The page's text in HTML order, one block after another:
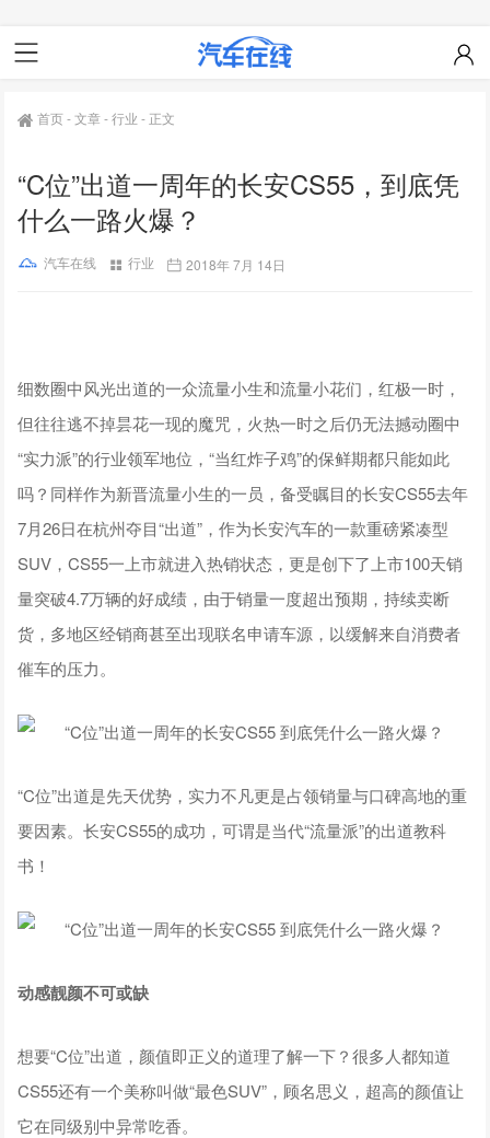
首页-文章-行业 - 正文
“C位”出道一周年的长安CS55，到底凭
什么一路火爆？
汽车在线 行业 2018年 7月 14日
细数圈中风光出道的一众流量小生和流量小花们，红极一时，
但往往逃不掉昙花一现的魔咒，火热一时之后仍无法撼动圈中
“实力派”的行业领军地位，“当红炸子鸡”的保鲜期都只能如此
吗？同样作为新晋流量小生的一员，备受瞩目的长安CS55去年
7月26日在杭州夺目“出道”，作为长安汽车的一款重磅紧凑型
SUV，CS55一上市就进入热销状态，更是创下了上市100天销
量突破4.7万辆的好成绩，由于销量一度超出预期，持续卖断
货，多地区经销商甚至出现联名申请车源，以缓解来自消费者
催车的压力。
“C位”出道是先天优势，实力不凡更是占领销量与口碑高地的重
要因素。长安CS55的成功，可谓是当代“流量派”的出道教科
书！
动感靓颜不可或缺
想要“C位”出道，颜值即正义的道理了解一下？很多人都知道
CS55还有一个美称叫做“最色SUV”，顾名思义，超高的颜值让
它在同级别中异常吃香。